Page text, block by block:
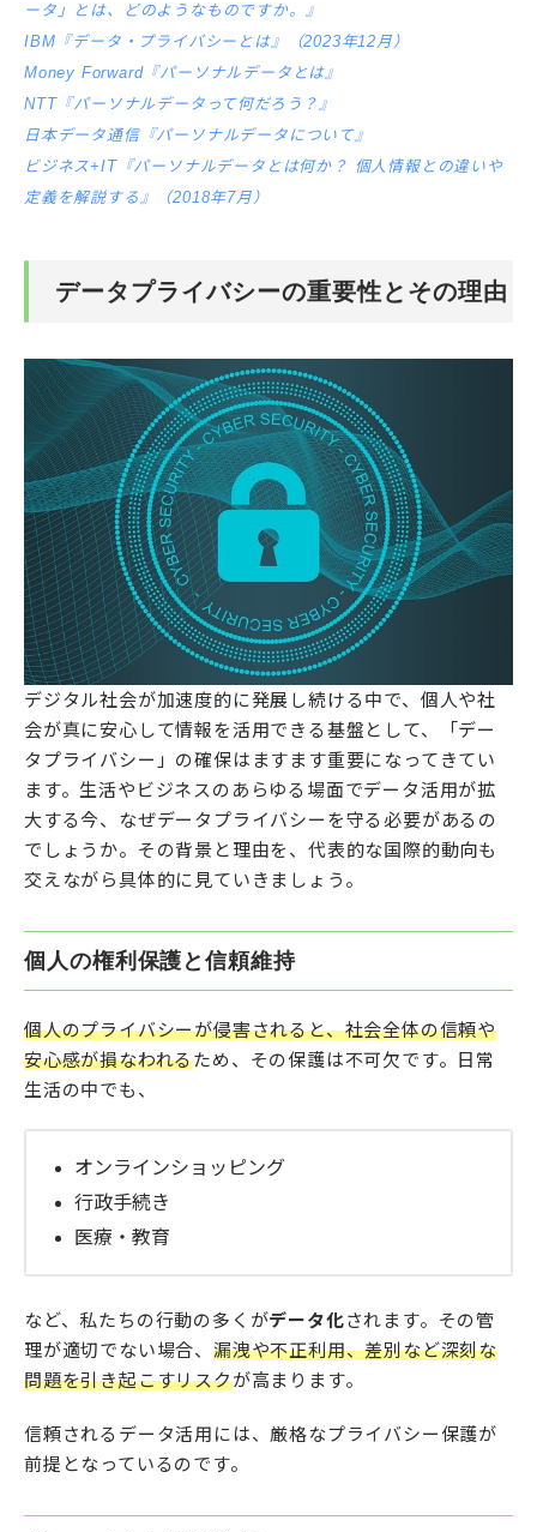
ータ」とは、どのようなものですか。』
IBM『データ・プライバシーとは』（2023年12月）
Money Forward『パーソナルデータとは』
NTT『パーソナルデータって何だろう？』
日本データ通信『パーソナルデータについて』
ビジネス+IT『パーソナルデータとは何か？ 個人情報との違いや
定義を解説する』（2018年7月）
データプライバシーの重要性とその理由
デジタル社会が加速度的に発展し続ける中で、個人や社
会が真に安心して情報を活用できる基盤として、「デー
タプライバシー」の確保はますます重要になってきてい
ます。生活やビジネスのあらゆる場面でデータ活用が拡
大する今、なぜデータプライバシーを守る必要があるの
でしょうか。その背景と理由を、代表的な国際的動向も
交えながら具体的に見ていきましょう。
個人の権利保護と信頼維持
個人のプライバシーが侵害されると、社会全体の信頼や
安心感が損なわれるため、その保護は不可欠です。日常
生活の中でも、
オンラインショッピング
行政手続き
医療・教育
など、私たちの行動の多くがデータ化されます。その管
理が適切でない場合、漏洩や不正利用、差別など深刻な
問題を引き起こすリスクが高まります。
信頼されるデータ活用には、厳格なプライバシー保護が
前提となっているのです。